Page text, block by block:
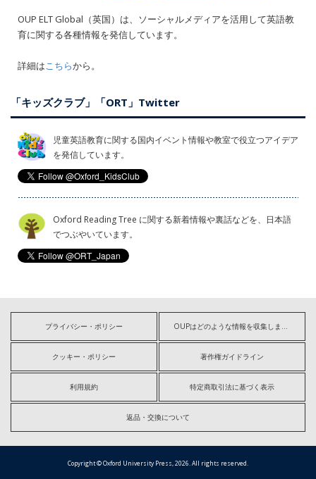
OUP ELT Global（英国）は、ソーシャルメディアを活用して英語教
育に関する各種情報を発信しています。
詳細はこちらから。
「キッズクラブ」「ORT」Twitter
児童英語教育に関する国内イベント情報や教室で役立つアイデア
を発信しています。
Oxford Reading Tree に関する新着情報や裏話などを、日本語
でつぶやいています。
プライバシー・ポリシー OUPはどのような情報を収集しますか?
クッキー・ポリシー 著作権ガイドライン
利用規約 特定商取引法に基づく表示
返品・交換について
Copyright © Oxford University Press, 2026. All rights reserved.